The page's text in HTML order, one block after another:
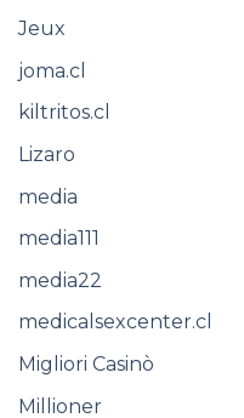
Jeux
joma.cl
kiltritos.cl
Lizaro
media
media111
media22
medicalsexcenter.cl
Migliori Casinò
Millioner